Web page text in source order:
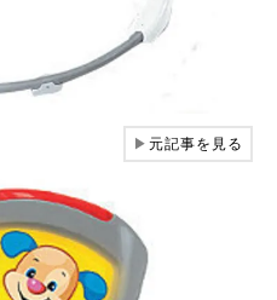
▶元記事を見る